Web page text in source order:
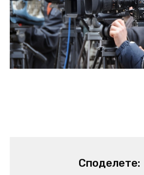
Споделете: